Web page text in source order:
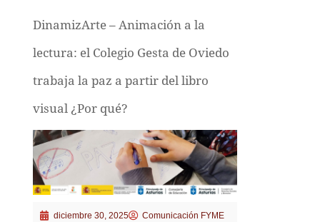
DinamizArte – Animación a la
lectura: el Colegio Gesta de Oviedo
trabaja la paz a partir del libro
visual ¿Por qué?
diciembre 30, 2025
Comunicación FYME